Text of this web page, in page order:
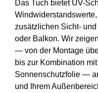
Das Tuch bietet UV-
zusätzlichen Sicht-
oder Balkon. Wir
— von der Montage
bis zur Kombination
Sonnenschutzfolie —
und Ihrem